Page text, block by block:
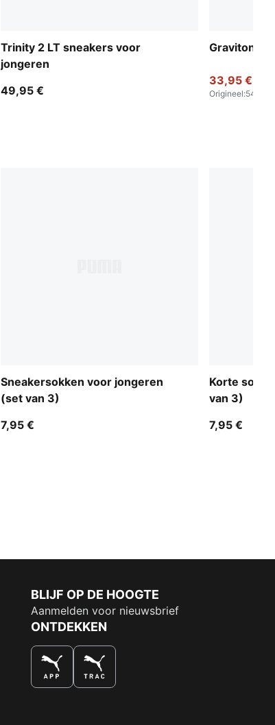
Trinity 2 LT sneakers voor
jongeren
49,95 €
Graviton
33,95 €
Origineel:54,95 €
Sneakersokken voor jongeren
(set van 3)
7,95 €
Korte
van 3)
7,95 €
BLIJF OP DE HOOGTE
Aanmelden voor nieuwsbrief
ONTDEKKEN